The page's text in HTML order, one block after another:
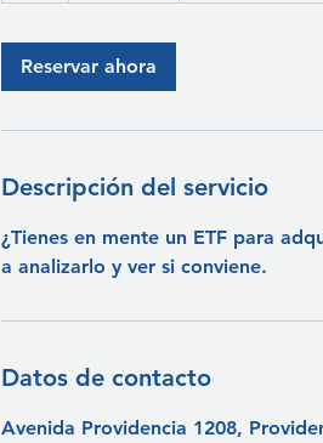
Reservar ahora
Descripción del servicio
¿Tienes en mente un ETF para
a analizarlo y ver si conviene.
Datos de contacto
Avenida Providencia 1208,